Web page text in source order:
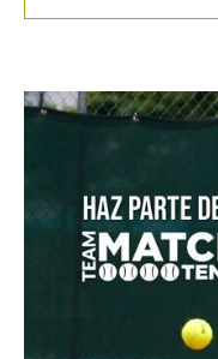
fuera del WTA de
domingo 9 de
Colombia es
femenino después
Luciana Roa
título en el
Equipo masculino
resultado en el